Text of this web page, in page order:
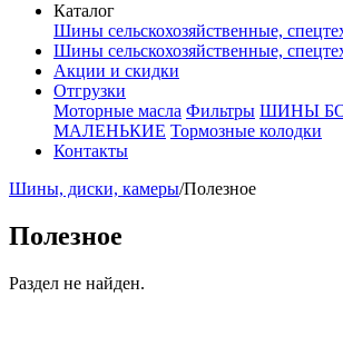
Каталог
Шины сельскохозяйственные,
Шины сельскохозяйственные,
Акции и скидки
Отгрузки
Моторные масла Фильтры ШИНЫ
МАЛЕНЬКИЕ Тормозные колодки
Контакты
Шины, диски, камеры/Полезное
Полезное
Раздел не найден.